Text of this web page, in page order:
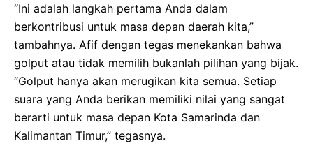
“Ini adalah langkah pertama Anda dalam
berkontribusi untuk masa depan daerah kita,”
tambahnya. Afif dengan tegas menekankan bahwa
golput atau tidak memilih bukanlah pilihan yang bijak.
“Golput hanya akan merugikan kita semua. Setiap
suara yang Anda berikan memiliki nilai yang sangat
berarti untuk masa depan Kota Samarinda dan
Kalimantan Timur,” tegasnya.